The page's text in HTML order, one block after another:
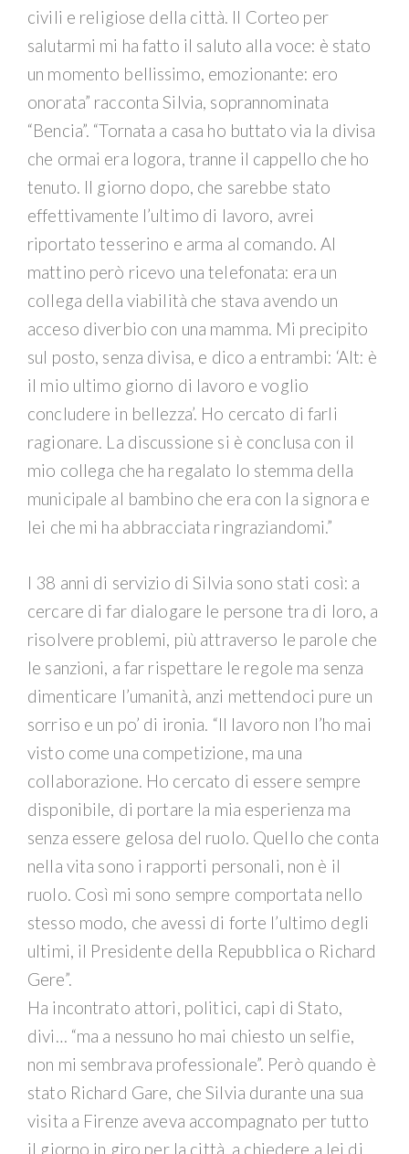
civili e religiose della città. Il Corteo per
salutarmi mi ha fatto il saluto alla voce: è stato
un momento bellissimo, emozionante: ero
onorata” racconta Silvia, soprannominata
“Bencia”. “Tornata a casa ho buttato via la divisa
che ormai era logora, tranne il cappello che ho
tenuto. Il giorno dopo, che sarebbe stato
effettivamente l’ultimo di lavoro, avrei
riportato tesserino e arma al comando. Al
mattino però ricevo una telefonata: era un
collega della viabilità che stava avendo un
acceso diverbio con una mamma. Mi precipito
sul posto, senza divisa, e dico a entrambi: ‘Alt: è
il mio ultimo giorno di lavoro e voglio
concludere in bellezza’. Ho cercato di farli
ragionare. La discussione si è conclusa con il
mio collega che ha regalato lo stemma della
municipale al bambino che era con la signora e
lei che mi ha abbracciata ringraziandomi.”
I 38 anni di servizio di Silvia sono stati così: a
cercare di far dialogare le persone tra di loro, a
risolvere problemi, più attraverso le parole che
le sanzioni, a far rispettare le regole ma senza
dimenticare l’umanità, anzi mettendoci pure un
sorriso e un po’ di ironia. “Il lavoro non l’ho mai
visto come una competizione, ma una
collaborazione. Ho cercato di essere sempre
disponibile, di portare la mia esperienza ma
senza essere gelosa del ruolo. Quello che conta
nella vita sono i rapporti personali, non è il
ruolo. Così mi sono sempre comportata nello
stesso modo, che avessi di forte l’ultimo degli
ultimi, il Presidente della Repubblica o Richard
Gere”.
Ha incontrato attori, politici, capi di Stato,
divi… “ma a nessuno ho mai chiesto un selfie,
non mi sembrava professionale”. Però quando è
stato Richard Gare, che Silvia durante una sua
visita a Firenze aveva accompagnato per tutto
il giorno in giro per la città, a chiedere a lei di